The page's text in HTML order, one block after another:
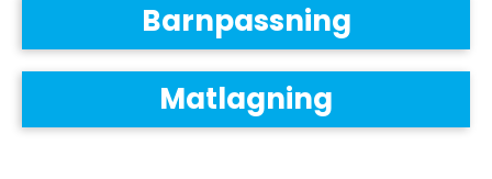
Barnpassning
Matlagning